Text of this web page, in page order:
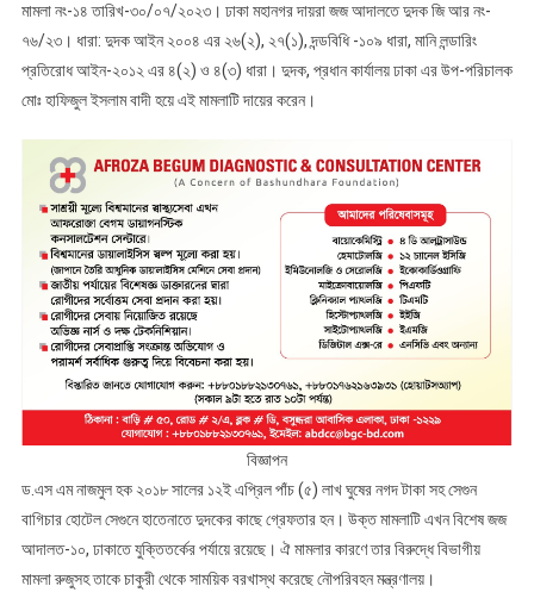
মামলা নং-১৪ তারিখ-৩০/০৭/২০২৩। ঢাকা মহানগর দায়রা জজ আদালতে দুদক জি আর নং-
৭৬/২৩। ধারা: দুদক আইন ২০০৪ এর ২৬(২), ২৭(১), দন্ডবিধি -১০৯ ধারা, মানি লন্ডারিং
প্রতিরোধ আইন-২০১২ এর ৪(২) ও ৪(৩) ধারা। দুদক, প্রধান কার্যালয় ঢাকা এর উপ-পরিচালক
মোঃ হাফিজুল ইসলাম বাদী হয়ে এই মামলাটি দায়ের করেন।
বিজ্ঞাপন
ড.এস এম নাজমুল হক ২০১৮ সালের ১২ই এপ্রিল পাঁচ (৫) লাখ ঘুষের নগদ টাকা সহ সেগুন
বাগিচার হোটেল সেগুনে হাতেনাতে দুদকের কাছে গ্রেফতার হন। উক্ত মামলাটি এখন বিশেষ জজ
আদালত-১০, ঢাকাতে যুক্তিতর্কের পর্যায়ে রয়েছে। ঐ মামলার কারণে তার বিরুদ্ধে বিভাগীয়
মামলা রুজুসহ তাকে চাকুরী থেকে সাময়িক বরখাস্থ করেছে নৌপরিবহন মন্ত্রণালয়।